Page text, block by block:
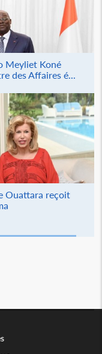
Meyliet Koné
des Affaires é...
Ouattara reçoit